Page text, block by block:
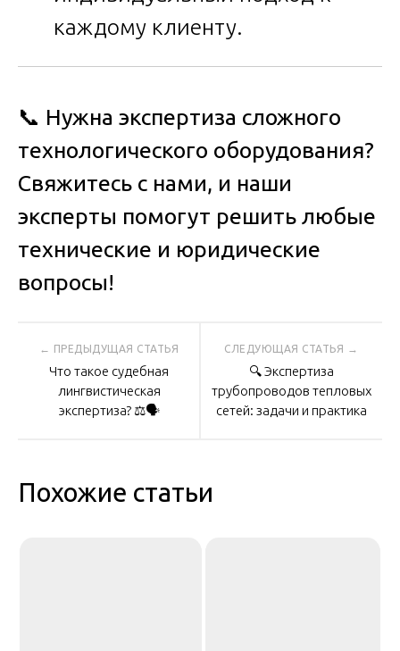
каждому клиенту.
📞 Нужна экспертиза сложного
технологического оборудования?
Свяжитесь с нами, и наши
эксперты помогут решить любые
технические и юридические
вопросы!
Навигация
Что такое судебная
лингвистическая
экспертиза? ⚖️🗣️
🔍 Экспертиза
трубопроводов тепловых
сетей: задачи и практика
Похожие статьи